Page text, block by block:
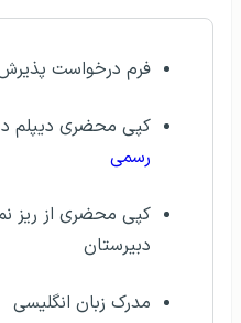
فرم درخواست پذیرش
کپی محضری دیپلم
رسمی
کپی محضری از ریز
دبیرستان
مدرک زبان انگلیسی